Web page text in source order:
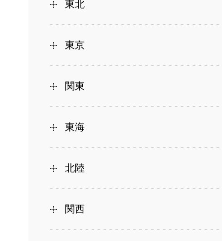
東北
東京
関東
東海
北陸
関西